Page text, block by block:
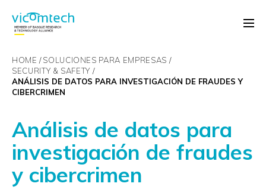
HOME
SOLUCIONES PARA EMPRESAS
SECURITY & SAFETY
ANÁLISIS DE DATOS PARA INVESTIGACIÓN DE FRAUDES Y
CIBERCRIMEN
Análisis de datos para
investigación de fraudes
y cibercrimen